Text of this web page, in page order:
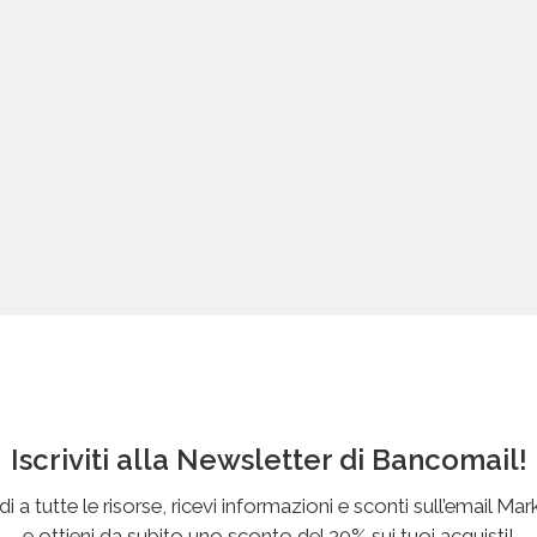
Iscriviti alla Newsletter di Bancomail!
a tutte le risorse, ricevi informazioni e sconti sull’email